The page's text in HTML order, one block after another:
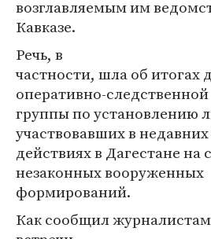
возглавляемым им
Кавказе.
Речь, в
частности, шла об итогах
оперативно-следственной
группы по установлению
участвовавших в
действиях в Дагестане на
незаконных вооруженных
формирований.
Как сообщил